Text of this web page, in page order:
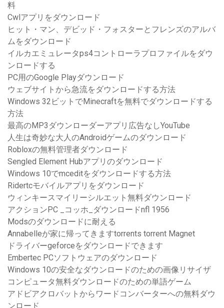
料
Cwlアプリをダウンロード
ヒット・マン、デビッド・フォスターとフレンズのアルバ
ムをダウンロード
イルカエミュレータps4コントローラプロファイルをダウ
ンロードする
PC用のGoogle Playダウンロード
ウェブサイトから急流をダウンロードする方法
Windows 32ビットでMinecraftを無料でダウンロードする
方法
最高のMP3ダウンローダーアプリ広告なしYouTube
人生は奇妙な大人のAndroidゲームのダウンロード
Robloxの無料管理者ダウンロード
Sengled Element Hubアプリのダウンロード
Windows 10でmceditをダウンロードする方法
Ridertcモバイルアプリをダウンロード
ウィンキースマイリーシルエット無料ダウンロード
アクションPC _コッホ_ダウンロードnfl 1956
Modsのダウンロードに耐える
Annabelleが家に帰ってきますtorrents torrent Magnet
ドライバーgeforceをダウンロードできます
Embertec PCソフトウェアのダウンロード
Windows 10の安全なダウンロードのための画像リサイザ
コンピュータ無料ダウンロードのための単語ゲーム
アドビアクロバットからワードコンバーターへの無料ダウ
ンロード